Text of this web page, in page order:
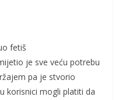
fetiš
je sve veću potrebu
pa je stvorio
korisnici mogli platiti da